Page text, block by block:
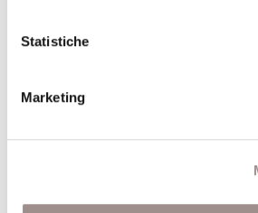
Statistiche
Marketing
Anno
Roberto